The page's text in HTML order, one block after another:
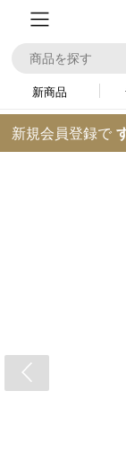
新商品
新規会員登録で